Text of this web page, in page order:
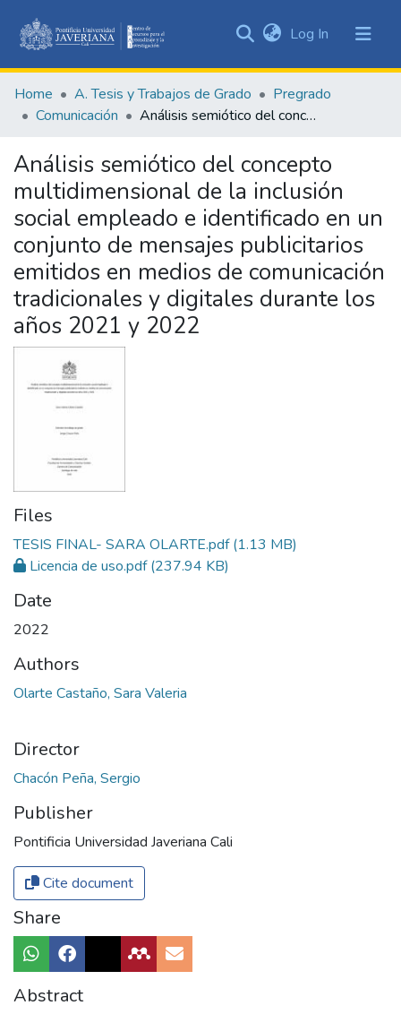
&
Collections
Statistics
Log In (current)
Home A. Tesis y Trabajos de Grado
Pregrado
Comunicación
Análisis semiótico del concepto multidimensional de la inclusión social empleado e identificado en un conjunto de mensajes publicitarios emitidos en medios de comunicación tradicionales y digitales durante los años 2021 y 2022
Análisis semiótico del concepto
multidimensional de la inclusión
social empleado e identificado en un
conjunto de mensajes publicitarios
emitidos en medios de comunicación
tradicionales y digitales durante los
años 2021 y 2022
Files
TESIS FINAL- SARA OLARTE.pdf(1.13 MB)
Licencia de uso.pdf(237.94 KB)
Date
2022
Authors
Olarte Castaño, Sara Valeria
Director
Chacón Peña, Sergio
Publisher
Pontificia Universidad Javeriana Cali
Cite document
Share
Abstract